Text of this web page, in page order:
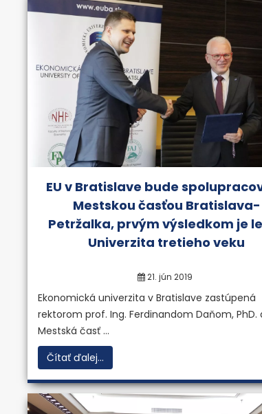
EU v Bratislave bude
Mestskou časťou Bratislava-
Petržalka, prvým výsledkom je
Univerzita tretieho veku
21. jún 2019
Ekonomická univerzita v Bratislave zastúpená
rektorom prof. Ing. Ferdinandom Daňom, PhD.
Mestská časť ...
Čítať ďalej...